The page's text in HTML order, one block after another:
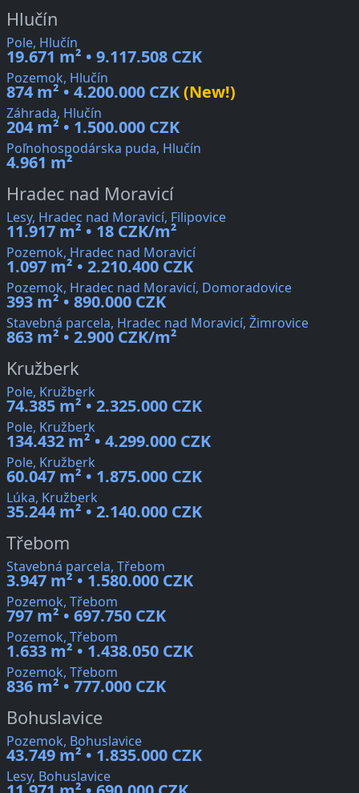
Hlučín
Pole, Hlučín
19.671 m² • 9.117.508 CZK
Pozemok, Hlučín
874 m² • 4.200.000 CZK(New!)
Záhrada, Hlučín
204 m² • 1.500.000 CZK
Poľnohospodárska puda, Hlučín
4.961 m²
Hradec nad Moravicí
Lesy, Hradec nad Moravicí, Filipovice
11.917 m² • 18 CZK/m²
Pozemok, Hradec nad Moravicí
1.097 m² • 2.210.400 CZK
Pozemok, Hradec nad Moravicí, Domoradovice
393 m² • 890.000 CZK
Stavebná parcela, Hradec nad Moravicí, Žimrovice
863 m² • 2.900 CZK/m²
Kružberk
Pole, Kružberk
74.385 m² • 2.325.000 CZK
Pole, Kružberk
134.432 m² • 4.299.000 CZK
Pole, Kružberk
60.047 m² • 1.875.000 CZK
Lúka, Kružberk
35.244 m² • 2.140.000 CZK
Třebom
Stavebná parcela, Třebom
3.947 m² • 1.580.000 CZK
Pozemok, Třebom
797 m² • 697.750 CZK
Pozemok, Třebom
1.633 m² • 1.438.050 CZK
Pozemok, Třebom
836 m² • 777.000 CZK
Bohuslavice
Pozemok, Bohuslavice
43.749 m² • 1.835.000 CZK
Lesy, Bohuslavice